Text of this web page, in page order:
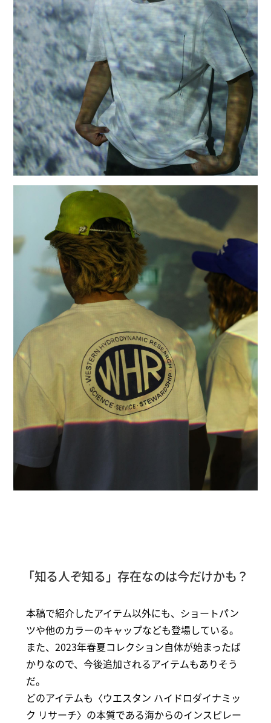
「知る人ぞ知る」存在なのは今だけかも？
本稿で紹介したアイテム以外にも、ショートパン
ツや他のカラーのキャップなども登場している。
また、2023年春夏コレクション自体が始まったば
かりなので、今後追加されるアイテムもありそう
だ。
どのアイテムも〈ウエスタン ハイドロダイナミッ
ク リサーチ〉の本質である海からのインスピレー